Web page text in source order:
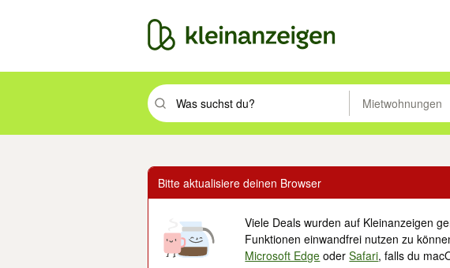
Suchbegriff eingeben. Eingabetaste drücken um zuMietwohnungen
Bitte aktualisiere deinen Browser
Viele Deals wurden auf Kleinanzeigen
Funktionen einwandfrei nutzen zu
Microsoft Edge oderSafari, falls du